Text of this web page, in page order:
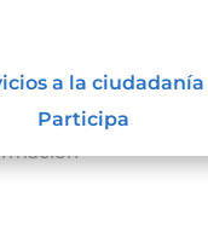
a la ciudadanía
Participa